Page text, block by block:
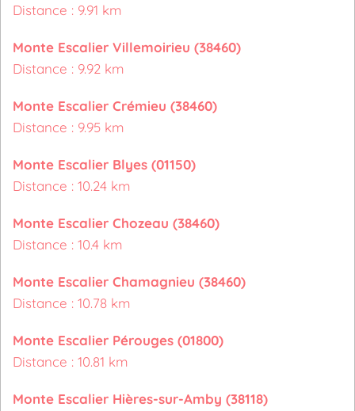
Distance : 9.91 km
Monte Escalier Villemoirieu (38460)
Distance : 9.92 km
Monte Escalier Crémieu (38460)
Distance : 9.95 km
Monte Escalier Blyes (01150)
Distance : 10.24 km
Monte Escalier Chozeau (38460)
Distance : 10.4 km
Monte Escalier Chamagnieu (38460)
Distance : 10.78 km
Monte Escalier Pérouges (01800)
Distance : 10.81 km
Monte Escalier Hières-sur-Amby (38118)